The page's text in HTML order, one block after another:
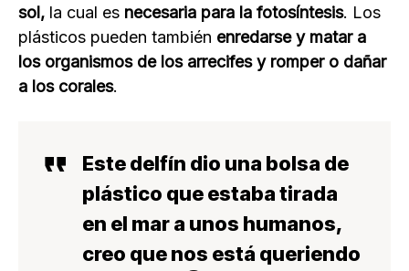
sol, la cual es necesaria para la fotosíntesis. Los
plásticos pueden también enredarse y matar a
los organismos de los arrecifes y romper o dañar
a los corales.
Este delfín dio una bolsa de
plástico que estaba tirada
en el mar a unos humanos,
creo que nos está queriendo